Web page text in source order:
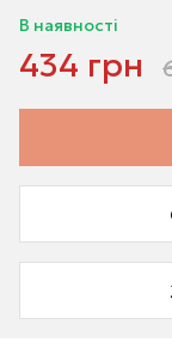
В наявності
434 грн